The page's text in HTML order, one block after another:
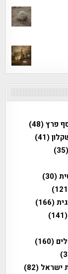
פרץ(48)
(41)
(35)
(30)
(166)
(141)
(160)
ישראל (82)